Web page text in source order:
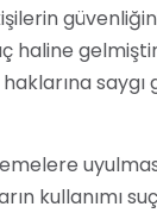
haline
kullanımı